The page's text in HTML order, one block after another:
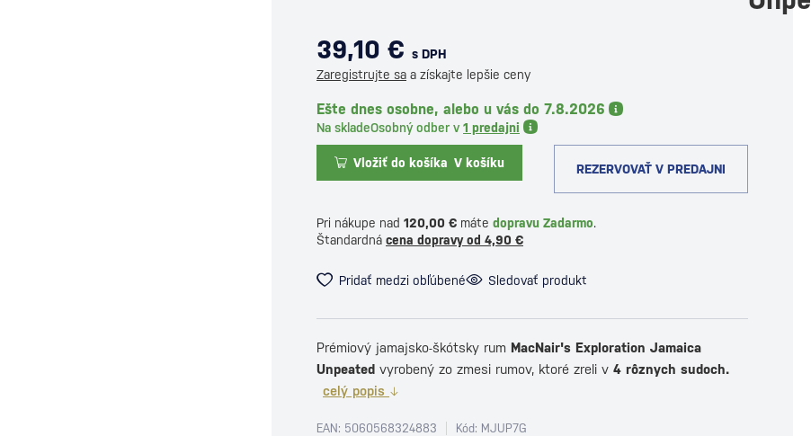
39,10 € s DPH
Zaregistrujte sa a získajte lepšie ceny
Ešte dnes osobne, alebo u vás do 7.8.2026
Na skladeOsobný odber v 1 predajni
Vložiť do košíka V košíku REZERVOVAŤ V PREDAJNI
Pri nákupe nad 120,00 € máte dopravu Zadarmo.
Štandardná cena dopravy od 4,90 €
Pridať medzi obľúbené Sledovať produkt
Prémiový jamajsko-škótsky rum MacNair's Exploration Jamaica
Unpeated vyrobený zo zmesi rumov, ktoré zreli v 4 rôznych sudoch.
celý popis
EAN: 5060568324883 Kód: MJUP7G